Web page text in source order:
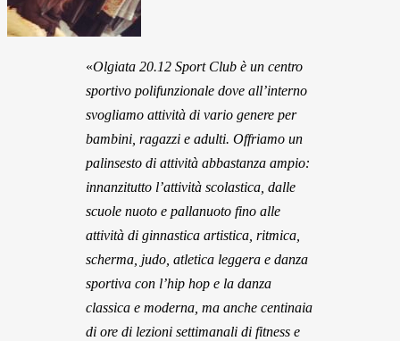
«Olgiata 20.12 Sport Club è un centro
sportivo polifunzionale dove all’interno
svogliamo attività di vario genere per
bambini, ragazzi e adulti. Offriamo un
palinsesto di attività abbastanza ampio:
innanzitutto l’attività scolastica, dalle
scuole nuoto e pallanuoto fino alle
attività di ginnastica artistica, ritmica,
scherma, judo, atletica leggera e danza
sportiva con l’hip hop e la danza
classica e moderna, ma anche centinaia
di ore di lezioni settimanali di fitness e